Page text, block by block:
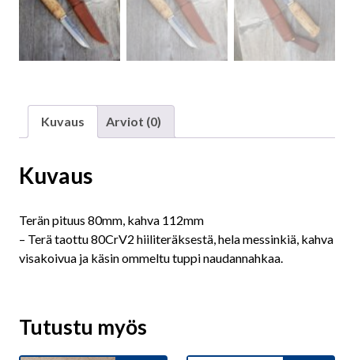
Kuvaus Arviot (0)
Kuvaus
Terän pituus 80mm, kahva 112mm
– Terä taottu 80CrV2 hiiliteräksestä, hela messinkiä, kahva
visakoivua ja käsin ommeltu tuppi naudannahkaa.
Tutustu myös